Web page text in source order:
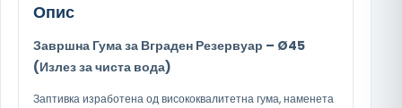
Опис
Завршна Гума за Вграден Резервуар – Ø45
(Излез за чиста вода)
Заптивка изработена од висококвалитетна гума, наменета